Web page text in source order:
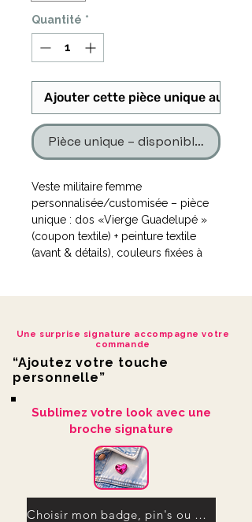
Quantité *
Ajouter cette pièce unique au
Pièce unique – disponible en un
Veste militaire femme
personnalisée/customisée – pièce
unique : dos «Vierge Guadelupé »
(coupon textile) + peinture textile
(avant & détails), couleurs fixées à
upcyclée soigneusement
l’atelier LDKORSHOP.
*Pièce unique
textile
*Fixation à chaud – tenue au
, le visuel «Vierge
Guadelupé» est un coupon textile
cousu pour créer un contraste fort
Une surprise signature accompagne votre
commande
“Ajoutez votre touche
personnelle”
Sublimez votre look avec une
broche signature
Choisir mon badge, pin's ou ma broche signature